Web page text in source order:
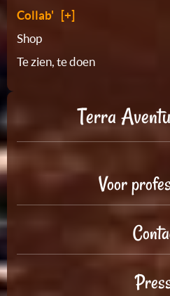
Collab'
Shop
Te zien, te doen
Terra
Voor